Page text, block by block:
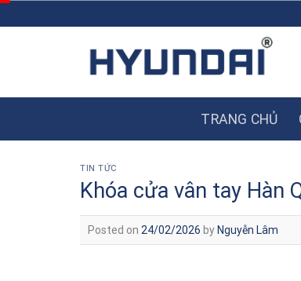
to
TRANG CHỦ
TIN TỨC
Khóa cửa vân tay Hàn
Posted on 24/02/2026 by Nguyễn Lâm